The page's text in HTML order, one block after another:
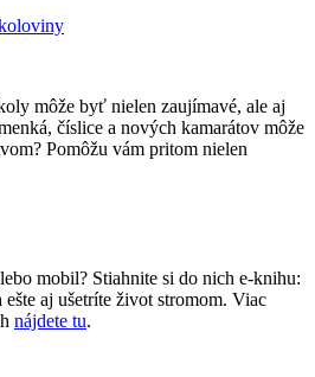
môže byť nielen zaujímavé, ale aj
číslice a nových kamarátov môže
Pomôžu vám pritom nielen
mobil? Stiahnite si do nich e-knihu:
aj ušetríte život stromom. Viac
nájdete tu.